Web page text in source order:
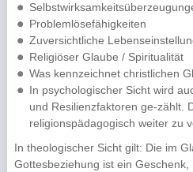
Problemlösefähigkeiten
Zuversichtliche
Religiöser Glaube / Spiritualität
Was kennzeichnet christlichen
In psychologischer Sicht wird
und Resilienzfaktoren ge-zählt.
religionspädagogisch weiter zu
In theologischer Sicht gilt: Die im
Gottesbeziehung ist ein